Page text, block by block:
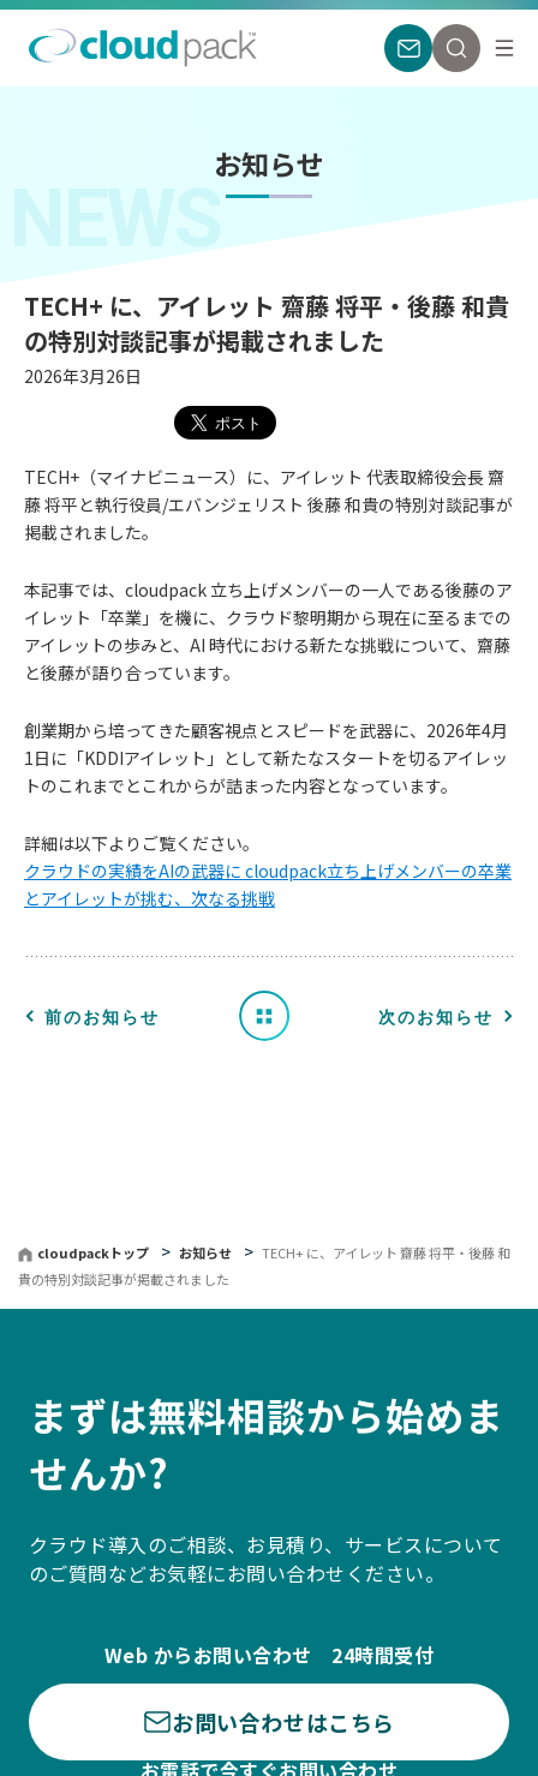
お知らせ
NEWS
TECH+ に、アイレット 齋藤 将平・後藤 和貴
の特別対談記事が掲載されました
2026年3月26日
TECH+（マイナビニュース）に、アイレット 代表取締役会長 齋
藤 将平と執行役員/エバンジェリスト 後藤 和貴の特別対談記事が
掲載されました。
本記事では、cloudpack 立ち上げメンバーの一人である後藤のア
イレット「卒業」を機に、クラウド黎明期から現在に至るまでの
アイレットの歩みと、AI 時代における新たな挑戦について、齋藤
と後藤が語り合っています。
創業期から培ってきた顧客視点とスピードを武器に、2026年4月
1日に「KDDIアイレット」として新たなスタートを切るアイレッ
トのこれまでとこれからが詰まった内容となっています。
詳細は以下よりご覧ください。
クラウドの実績をAIの武器に cloudpack立ち上げメンバーの卒業
とアイレットが挑む、次なる挑戦
前のお知らせ
ら
せ
一 次のお知らせ
cloudpackトップ お知らせ
TECH+ に、アイレット 齋藤 将平・後藤 和
貴の特別対談記事が掲載されました
まずは無料相談から始めま
せんか?
クラウド導入のご相談、お見積り、サービスについて
のご質問などお気軽にお問い合わせください。
Web からお問い合わせ 24時間受付
お問い合わせはこちら
お電話で今すぐお問い合わせ